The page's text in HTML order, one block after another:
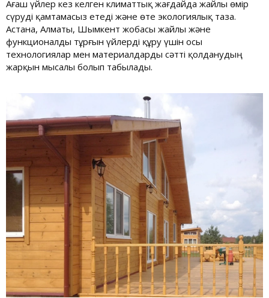
Ағаш үйлер кез келген климаттық жағдайда жайлы өмір
сүруді қамтамасыз етеді және өте экологиялық таза.
Астана, Алматы, Шымкент жобасы жайлы және
функционалды тұрғын үйлерді құру үшін осы
технологиялар мен материалдарды сәтті қолданудың
жарқын мысалы болып табылады.